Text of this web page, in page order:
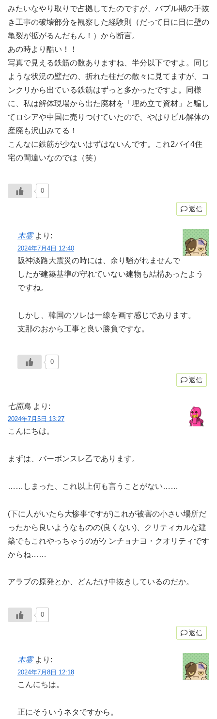
みたいなやり取りで占拠してたのですが、バブル期の手抜
き工事の破壊部分を観察した経験則（だって日に日に壁の
亀裂が拡がるんだもん！）から断言。
あの時より酷い！！
写真で見える鉄筋の数ありますね、半分以下ですよ。同じ
ような状況の壁だの、折れた柱だの散々に見てますが、コ
ンクリから出ている鉄筋はずっと多かったですよ。同様
に、私は解体現場から出た廃材を「埋め立て資材」と騙し
てロシアや中国に売りつけていたので、やはりビル解体の
産廃も沢山みてる！
こんなに鉄筋が少ないはずはないんです。これ2バイ4住
宅の間違いなのでは（笑）
0
返信
木霊 より:
2024年7月4日 12:40
阪神淡路大震災の時には、余り騒がれませんで
したが建築基準の守れていない建物も結構あったよう
ですね。
しかし、韓国のソレは一線を画す感じであります。
支那のおから工事と良い勝負ですな。
0
返信
七面鳥 より:
2024年7月5日 13:27
こんにちは。
まずは、バーボンスレ乙であります。
……しまった、これ以上何も言うことがない……
(下に人がいたら大惨事ですが)これが被害の小さい場所だ
ったから良いようなものの(良くない)、クリティカルな建
築でもこれやっちゃうのがケンチョナヨ・クオリティです
からね……
アラブの原発とか、どんだけ中抜きしているのだか。
0
返信
木霊 より:
2024年7月8日 12:18
こんにちは。
正にそういうネタですから。